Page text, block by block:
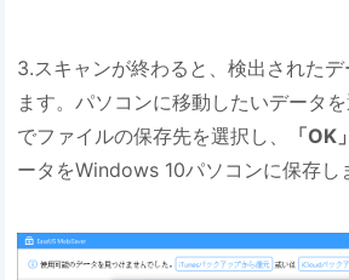
3.スキャンが終わると、検出された
ます。パソコンに移動したいデータを
でファイルの保存先を選択し、
「OK」
ータをWindows 10パソコンに保存し